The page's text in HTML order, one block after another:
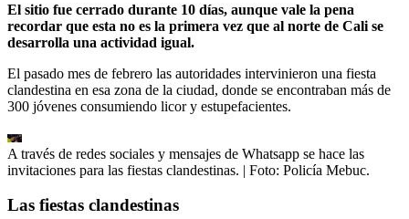
El sitio fue cerrado durante 10 días, aunque vale la pena
recordar que esta no es la primera vez que al norte de Cali se
desarrolla una actividad igual.
El pasado mes de febrero las autoridades intervinieron una fiesta
clandestina en esa zona de la ciudad, donde se encontraban más de
300 jóvenes consumiendo licor y estupefacientes.
A través de redes sociales y mensajes de Whatsapp se hace las
invitaciones para las fiestas clandestinas. | Foto: Policía Mebuc.
Las fiestas clandestinas